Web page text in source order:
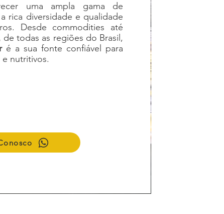
uma ampla gama de
rica diversidade e qualidade
Desde commodities até
todas as regiões do Brasil,
é a sua fonte confiável para
nutritivos.